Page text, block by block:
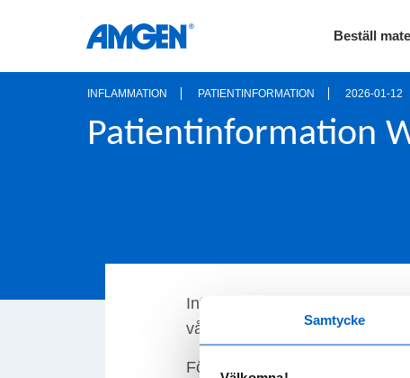
Samtycke
Beställ
INFLAMMATION PATIENTINFORMATION 2026-01-12
Patientinformation
Information till patient som
vårdpersonal.
För fullständig information vid